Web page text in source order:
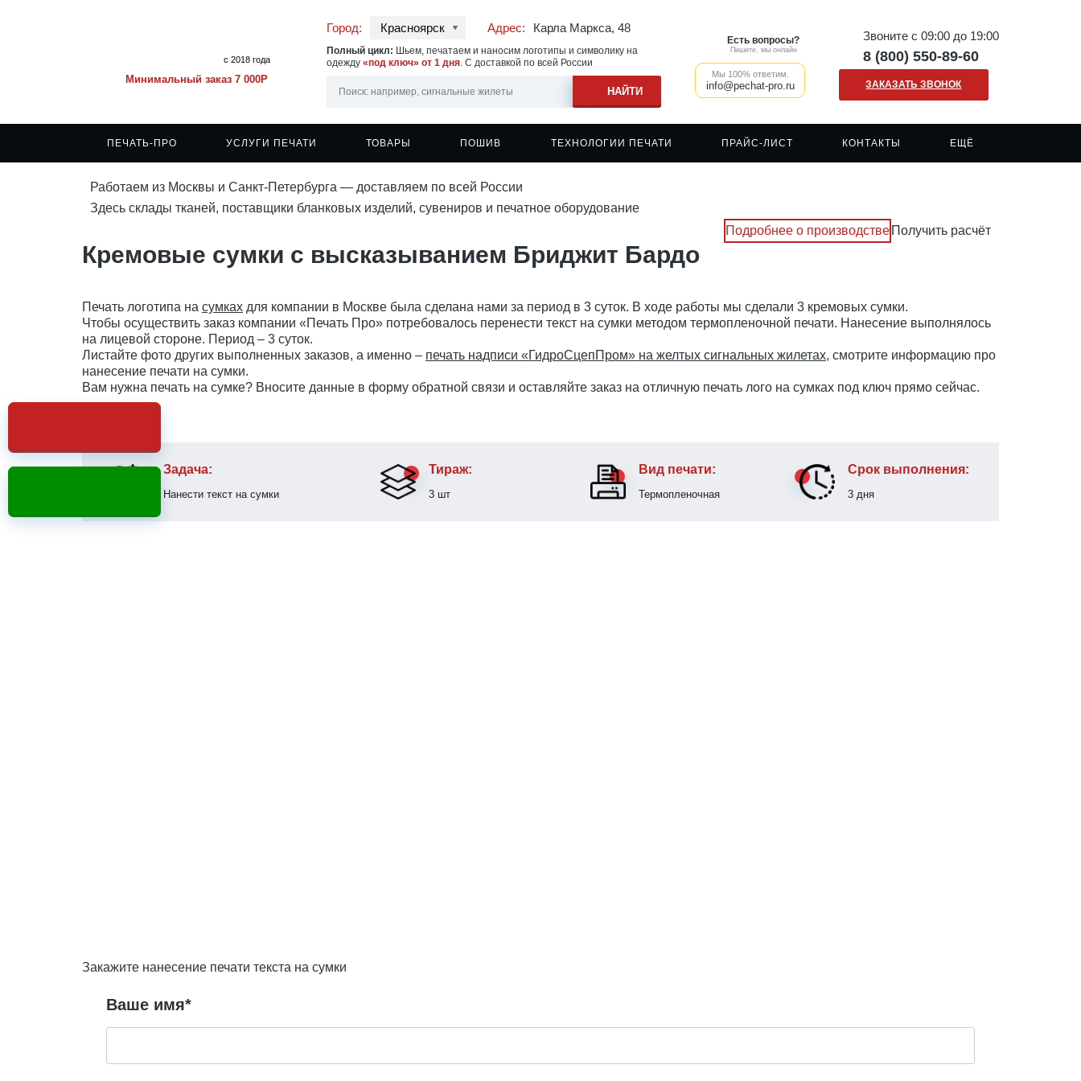
с 2018 года
Минимальный заказ 7 000P
Город: Красноярск Адрес: Карла Маркса, 48
Полный цикл: Шьем, печатаем и наносим логотипы и символику на
одежду«под ключ» от 1 дня. С доставкой по всей России
Есть вопросы?
Пишите, мы онлайн
Мы 100% ответим.
info@pechat-pro.ru
Звоните с 09:00 до 19:00
8 (800) 550-89-60
ЗАКАЗАТЬ ЗВОНОК
ПЕЧАТЬ-ПРО
О компании
Порядок работы
Оплата
Швейное производство
Вакансии
УСЛУГИ ПЕЧАТИ
Печать на футболках
Печать на рубашках-поло
Печать на бомберах
Печать на ветровках
Печать на одежде
Печать на спортивной одежде
Печать на касках
Печать на ткани/крое
ТОВАРЫ
Футболки под нанесение
Мужские футболки
Рубашки-поло
Футболки поло
Толстовки
Толстовки с капюшоном
Ветровки
Худи
Фартуки
Сумки и шоперы
Наклейки
Спецодежда
ПОШИВ ТЕХНОЛОГИИ ПЕЧАТИ
Сублимационная печать
Печать методом термопереноса
ПРАЙС-ЛИСТ КОНТАКТЫ ЕЩЁ
Статьи
Примеры работ
Доставка
Работаем из Москвы и Санкт-Петербурга — доставляем по всей России
Здесь склады тканей, поставщики бланковых изделий, сувениров и печатное оборудование
Подробнее о производстве Получить расчёт
Кремовые сумки с высказыванием Бриджит Бардо
Печать логотипа на сумках для компании в Москве была сделана нами за период в 3 суток. В ходе работы мы сделали 3 кремовых сумки.
Чтобы осуществить заказ компании «Печать Про» потребовалось перенести текст на сумки методом термопленочной печати. Нанесение выполнялось
на лицевой стороне. Период – 3 суток.
Листайте фото других выполненных заказов, а именно – печать надписи «ГидроСцепПром» на желтых сигнальных жилетах, смотрите информацию про
нанесение печати на сумки.
Вам нужна печать на сумке? Вносите данные в форму обратной связи и оставляйте заказ на отличную печать лого на сумках под ключ прямо сейчас.
Задача:
Нанести текст на сумки
Тираж:
3 шт
Вид печати:
Термопленочная
Срок выполнения:
3 дня
Закажите нанесение печати текста на сумки
Ваше имя*